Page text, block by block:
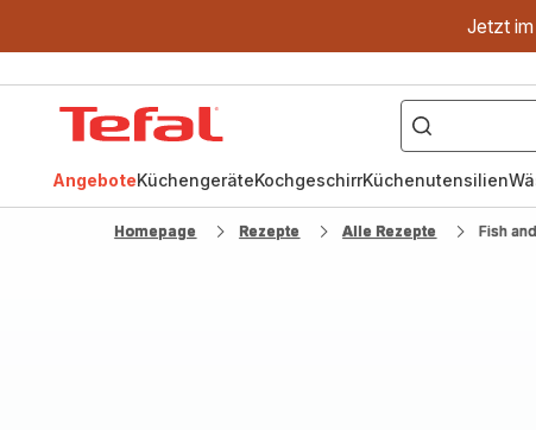
Jetzt
["OptiGrill","Easy
Fry","Pfanne"]
AngeboteKüchengeräteKochgeschirrKüchenutensilien
Homepage Rezepte Alle Rezepte Fish